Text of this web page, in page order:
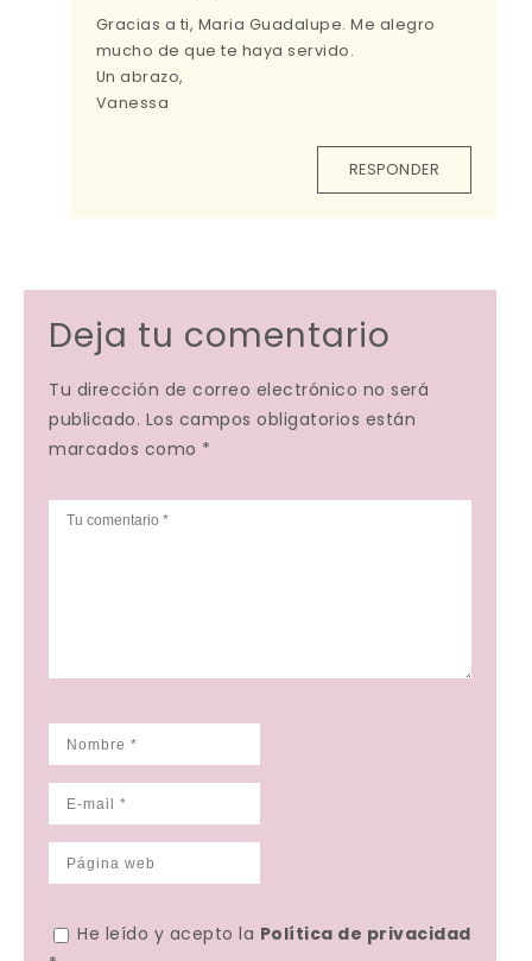
Gracias a ti, Maria Guadalupe. Me alegro
mucho de que te haya servido.
Un abrazo,
Vanessa
RESPONDER
Deja tu comentario
Tu dirección de correo electrónico no será
publicado. Los campos obligatorios están
marcados como *
He leído y acepto la Política de privacidad